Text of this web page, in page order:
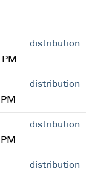
distribution
distribution
distribution
distribution